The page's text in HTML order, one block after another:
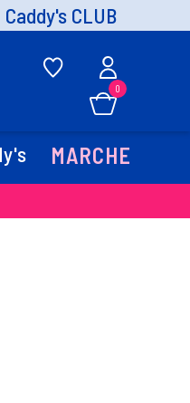
Caddy's CLUB
0
MARCHE